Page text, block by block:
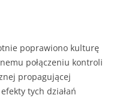
poprawiono kulturę
połączeniu kontroli
propagującej
tych działań